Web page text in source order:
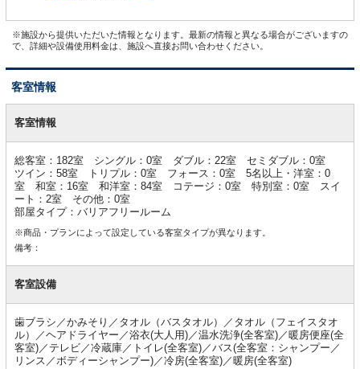
※施設から提供いただいた情報となります。最新の情報と異なる場合がございますの
で、詳細や設備使用料金は、施設へ直接お問い合わせください。
客室情報
室客室情報
総客室：182室 シングル：0室 ダブル：22室 セミダブル：0室
ツイン：58室 トリプル：0室 フォース：0室 5名以上・洋室：0
室 和室：16室 和洋室：84室 コテージ：0室 特別室：0室 スイ
ート：2室 その他：0室
部屋タイプ：バリアフリールーム
※商品・プランによって設定している客室タイプが異なります。
備考：
客室設備
歯ブラシ／かみそり／タオル（バスタオル）／タオル（フェイスタオ
ル）／ヘアドライヤー／浴衣(大人用)／温水洗浄(全客室)／暖房便座(全
客室)／テレビ／冷蔵庫／トイレ(全客室)／バス(全客室：シャンプー／
リンス／ボディーシャンプー)／冷房(全客室)／暖房(全客室)